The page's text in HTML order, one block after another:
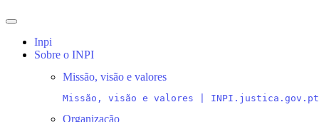
Toggle
navigation
Inpi
Sobre o INPI
Missão, visão e valores
Missão, visão e valores | INPI.justica.gov.pt
Organização